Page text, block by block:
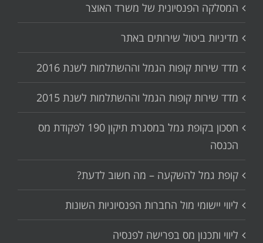
המסלקה הפנסיונית של משרד האוצר
מדיניות ביטול שירותים באתר
מדד שירות קופות הגמל וההשתלמות לשנת 2016
מדד שירות קופות הגמל וההשתלמות לשנת 2015
חסכון בקופת גמל במסגרת תיקון 190 לפקודת מס
הכנסה
קופת גמל להשקעה – מה חשוב לדעת?
ליווי יישומי מול החברות הפנסיוניות השונות
ליווי ותכנון מס בפרישה לפנסיה